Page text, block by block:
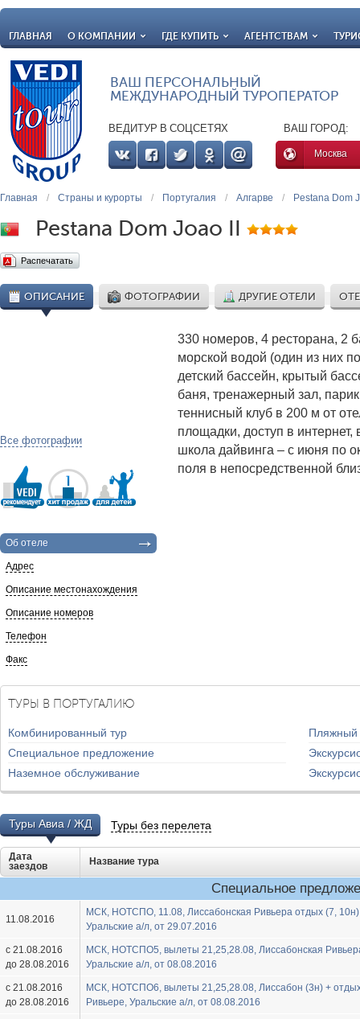
ГЛАВНАЯ О КОМПАНИИ ГДЕ КУПИТЬ АГЕНТСТВАМ
ВАШ ПЕРСОНАЛЬНЫЙ
МЕЖДУНАРОДНЫЙ ТУРОПЕРАТОР
ВЕДИТУР В СОЦСЕТЯХ ВАШ ГОРОД:
Москва
Главная / Страны и курорты / Португалия / Алгарве / Pestana Dom
Pestana Dom Joao II
Распечатать
ОПИСАНИЕ ФОТОГРАФИИ ДРУГИЕ ОТЕЛИ
Все фотографии
Об отеле
Адрес
Описание местонахождения
Описание номеров
Телефон
Факс
330 номеров, 4 ресторана, 2
морской водой (один из них
детский бассейн, крытый
баня, тренажерный зал,
теннисный клуб в 200 м от
площадки, доступ в
школа дайвинга – с июня по
поля в непосредственной
ТУРЫ В ПОРТУГАЛИЮ
Комбинированный тур
Пляжный
Специальное предложение
Наземное обслуживание
Туры Авиа / ЖД Туры без перелета
Дата
заездов
Название тура
Специальное
11.08.2016
МСК, HOTСПО, 11.08, Лиссабонская Ривьера отдых (7,
Уральские а/л, от 29.07.2016
с 21.08.2016
до 28.08.2016
МСК, HOTСПО5, вылеты 21,25,28.08, Лиссабонская
Уральские а/л, от 08.08.2016
с 21.08.2016
до 28.08.2016
МСК, HOTСПО6, вылеты 21,25,28.08, Лиссабон (3н) +
Ривьере, Уральские а/л, от 08.08.2016